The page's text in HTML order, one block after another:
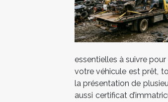
essentielles à suivre
votre véhicule est prêt,
la présentation de
aussi certificat